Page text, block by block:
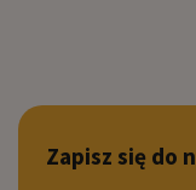
Zapisz się do